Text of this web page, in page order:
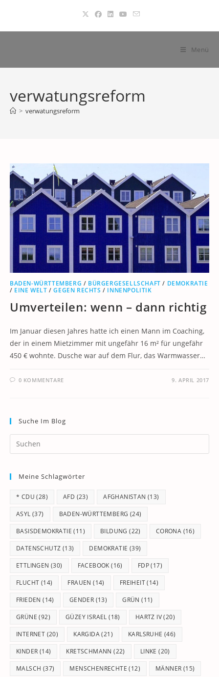
springen
Menü
verwatungsreform
> verwatungsreform
BADEN-WÜRTTEMBERG / BÜRGERGESELLSCHAFT / DEMOKRATIE
/ EINE WELT /GEGEN RECHTS / INNENPOLITIK
Umverteilen: wenn – dann richtig
Im Januar diesen Jahres hatte ich einen Mann im Coaching,
der in einem Mietzimmer mit ungefähr 16 m² für ungefähr
450 € wohnte. Dusche war auf dem Flur, das Warmwasser…
0 KOMMENTARE 9. APRIL 2017
Suche Im Blog
Meine Schlagwörter
* CDU (28) AFD (23) AFGHANISTAN (13)
ASYL (37) BADEN-WÜRTTEMBERG (24)
BASISDEMOKRATIE (11) BILDUNG (22) CORONA (16)
DATENSCHUTZ (13) DEMOKRATIE (39)
ETTLINGEN (30) FACEBOOK (16) FDP(17)
FLUCHT (14) FRAUEN (14) FREIHEIT(14)
FRIEDEN (14) GENDER (13) GRÜN (11)
GRÜNE (92) GÜZEY ISRAEL (18) HARTZ IV(20)
INTERNET (20) KARGIDA(21) KARLSRUHE (46)
KINDER (14) KRETSCHMANN (22) LINKE (20)
MALSCH (37) MENSCHENRECHTE (12) MÄNNER (15)